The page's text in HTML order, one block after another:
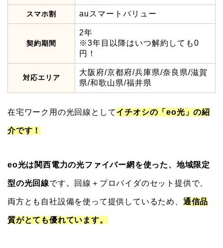
スマホ割 auスマートバリュー
契約期間
2年
※3年目以降はいつ解約しても0
円！
対応エリア
大阪府/京都府/兵庫県/奈良県/滋賀
県/和歌山県/福井県
在宅ワーク用の光回線としてイチオシの「eo光」の紹
介です！
eo光は関西電力の光ファイバー網を使った、地域限定
型の光回線です。回線＋プロバイダのセット提供で、
両方とも自社設備を使って提供しているため、 通信品
質がとても優れています。